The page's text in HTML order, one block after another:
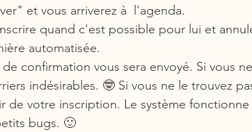
et vous arriverez à  l'agenda.
quand c'est possible pour lui et
automatisée.
confirmation vous sera envoyé. Si vous
indésirables. 🤓 Si vous ne le trouvez
de votre inscription. Le système fonctionne
bugs. 🙂